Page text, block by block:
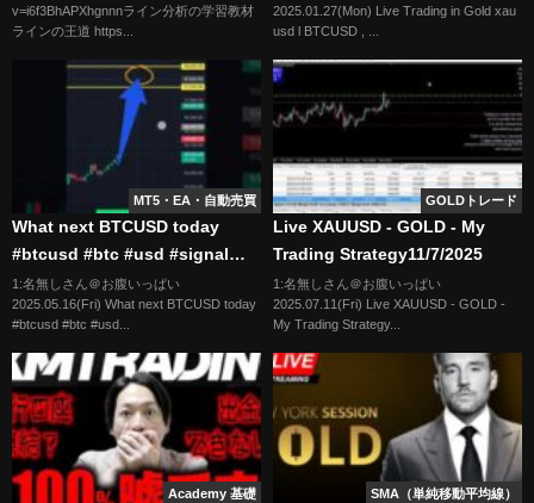
v=i6f3BhAPXhgnnnライン分析の学習教材
ラインの王道 https...
2025.01.27(Mon) Live Trading in Gold xau
usd l BTCUSD , ...
MT5・EA・自動売買
What next BTCUSD today
#btcusd #btc #usd #signal
#analysis #trending S1-1-5-25
1:名無しさん＠お腹いっぱい
2025.05.16(Fri) What next BTCUSD today
#btcusd #btc #usd...
GOLDトレード
Live XAUUSD - GOLD - My
Trading Strategy11/7/2025
1:名無しさん＠お腹いっぱい
2025.07.11(Fri) Live XAUUSD - GOLD -
My Trading Strategy...
Academy 基礎 SMA（単純移動平均線）